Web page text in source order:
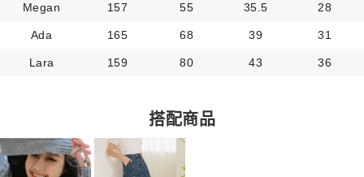
Megan 157 55 35.5 28
Ada 165 68 39 31
Lara 159 80 43 36
搭配商品